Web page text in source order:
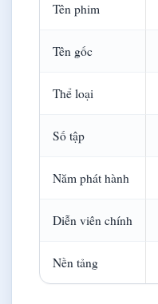
Tên phim
Tên gốc
Thể loại
Số tập
Năm phát hành
Diễn viên chính
Nền tảng